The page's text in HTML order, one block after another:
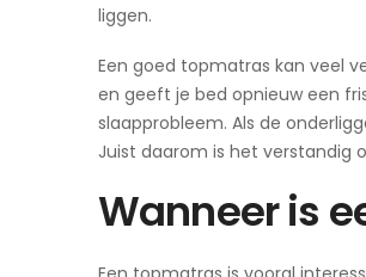
liggen.
Een goed topmatras kan veel
en geeft je bed opnieuw een
slaapprobleem. Als de
Juist daarom is het verstandig
Wanneer is